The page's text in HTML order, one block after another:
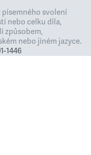
písemného svolení
nebo celku díla,
způsobem,
nebo jiném jazyce.
1446